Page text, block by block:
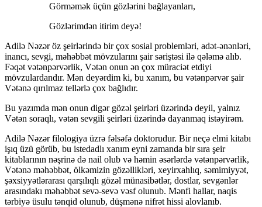
Görməmək üçün gözlərini bağlayanları,
Gözlərimdən itirim deyə!
Adilə Nəzər öz şeirlərində bir çox sosial problemləri, adət-ənənləri,
inancı, sevgi, məhəbbət mövzularını şair səriştəsi ilə qələmə alıb.
Fəqət vətənpərvərlik, Vətən onun ən çox müraciət etdiyi
mövzulardandır. Mən deyərdim ki, bu xanım, bu vətənpərvər şair
Vətənə qırılmaz tellərlə çox bağlıdır.
Bu yazımda mən onun digər gözəl şeirləri üzərində deyil, yalnız
Vətən soraqlı, vətən sevgili şeirləri üzərində dayanmaq istəyirəm.
Adilə Nəzər filologiya üzrə fəlsəfə doktorudur. Bir neçə elmi kitabı
işıq üzü görüb, bu istedadlı xanım eyni zamanda bir sıra şeir
kitablarının nəşrinə də nail olub və həmin əsərlərdə vətənpərvərlik,
Vətənə məhəbbət, ölkəmizin gözəllikləri, xeyirxahlıq, səmimiyyət,
şəxsiyyətlərarası qarşılıqlı gözəl münasibətlər, dostlar, sevgənlər
arasındakı məhəbbət sevə-sevə vəsf olunub. Mənfi hallar, naqis
tərbiyə üsulu tənqid olunub, düşmənə nifrət hissi alovlanıb.